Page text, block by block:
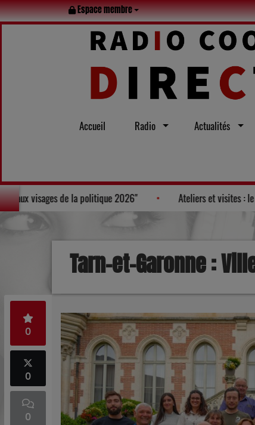
Espace membre
Accueil Radio Actualités
Bruneau, figure au Palmarès des "100 nouveaux visages de la
Tarn-et-Garonne :
0
0
0